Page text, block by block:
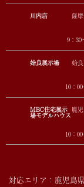
川内店 薩
9：30
姶良展示場 姶
10：
MBC住宅展示
場モデルハウス
鹿
10：
対応エリア：鹿児島